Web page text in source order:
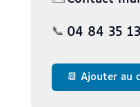
📞 04 84 35
📆 Ajouter au